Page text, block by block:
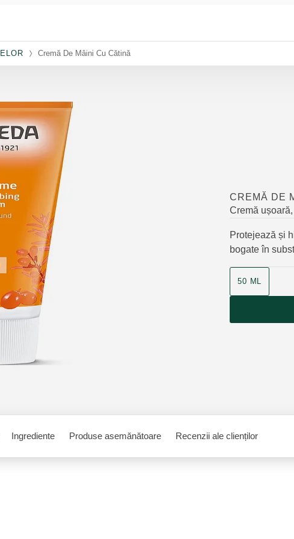
Cremă De Mâini Cu Cătină
CREMĂ DE
Cremă
Protejează și
bogate în
50 ML
Ingrediente Produse asemănătoare Recenzii ale clienților